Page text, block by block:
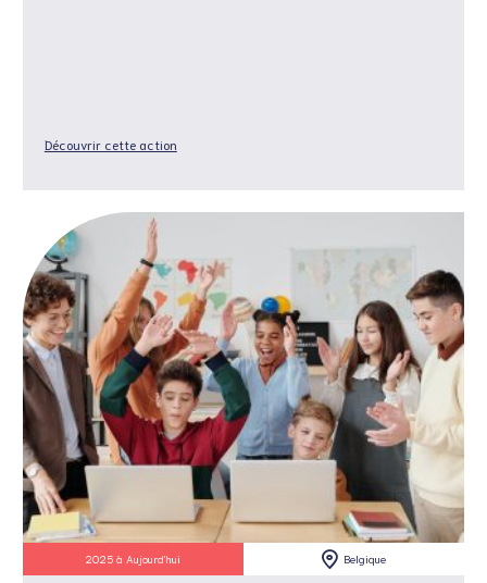
Découvrir cette action
2025 à Aujourd'hui Belgique